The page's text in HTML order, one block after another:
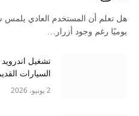
يوميًا رغم وجود أزرار…
تشغيل
السيارات
2 يونيو، 2026